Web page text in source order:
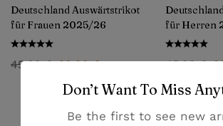
Deutschland Auswärtstrikot
für Frauen 2025/26
45,99€ 28,99€
für Herren
45,99€
Don’t Want To Miss
Be the first to see new